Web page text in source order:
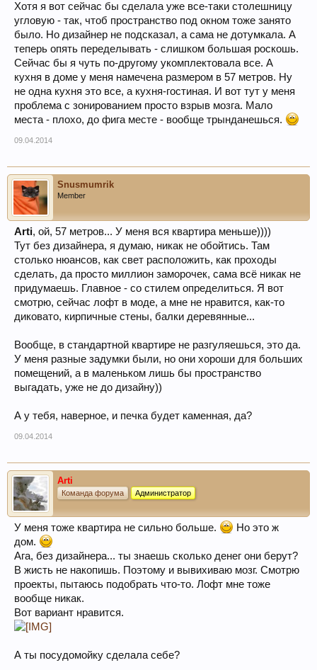
Хотя я вот сейчас бы сделала уже все-таки столешницу
угловую - так, чтоб пространство под окном тоже занято
было. Но дизайнер не подсказал, а сама не дотумкала. А
теперь опять переделывать - слишком большая роскошь.
Сейчас бы я чуть по-другому укомплектовала все. А
кухня в доме у меня намечена размером в 57 метров. Ну
не одна кухня это все, а кухня-гостиная. И вот тут у меня
проблема с зонированием просто взрыв мозга. Мало
места - плохо, до фига месте - вообще трынданешься.
09.04.2014
Snusmumrik
Member
Arti, ой, 57 метров... У меня вся квартира меньше))))
Тут без дизайнера, я думаю, никак не обойтись. Там
столько нюансов, как свет расположить, как проходы
сделать, да просто миллион заморочек, сама всё никак не
придумаешь. Главное - со стилем определиться. Я вот
смотрю, сейчас лофт в моде, а мне не нравится, как-то
диковато, кирпичные стены, балки деревянные...
Вообще, в стандартной квартире не разгуляешься, это да.
У меня разные задумки были, но они хороши для больших
помещений, а в маленьком лишь бы пространство
выгадать, уже не до дизайну))
А у тебя, наверное, и печка будет каменная, да?
09.04.2014
Arti
Команда форума Администратор
У меня тоже квартира не сильно больше.
Но это ж
дом.
Ага, без дизайнера... ты знаешь сколько денег они берут?
В жисть не накопишь. Поэтому и вывихиваю мозг. Смотрю
проекты, пытаюсь подобрать что-то. Лофт мне тоже
вообще никак.
Вот вариант нравится.
А ты посудомойку сделала себе?